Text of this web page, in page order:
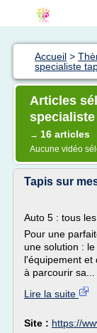
Accueil >
specialiste
Articles
→ 16 articles
Aucune vidéo
Tapis sur
Auto 5 : tous
Pour une
une solution :
l'équipement et
à parcourir sa...
Lire la suite
Site : https://